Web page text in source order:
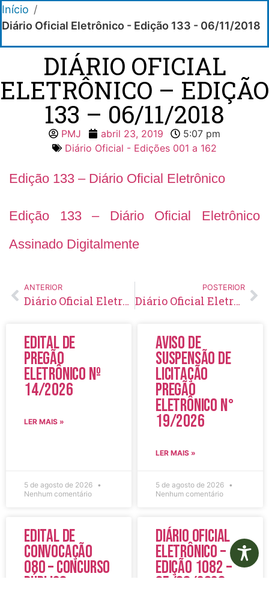
Início /
Diário Oficial Eletrônico - Edição 133 - 06/11/2018
DIÁRIO OFICIAL
ELETRÔNICO – EDIÇÃO
133 – 06/11/2018
PMJ abril 23, 2019
5:07 pm
Diário Oficial - Edições 001 a 162
Edição 133 – Diário Oficial Eletrônico
Edição 133 – Diário Oficial Eletrônico
Assinado Digitalmente
ANTERIOR
Diário Oficial Eletrônico – Edição 132 – 05/11/2018
POSTERIOR
Diário Oficial Eletrônico – Edição 134 – 07/11/2018
Edital de
Pregão
Eletrônico Nº
14/2026
LER MAIS »
5 de agosto de 2026
Nenhum comentário
Aviso de
Suspensão de
Licitação
Pregão
Eletrônico N°
19/2026
LER MAIS »
5 de agosto de 2026
Nenhum comentário
Edital de
Convocação
080 – Concurso
Público
Diário Oficial
Eletrônico –
Edição 1082 –
05/08/2026